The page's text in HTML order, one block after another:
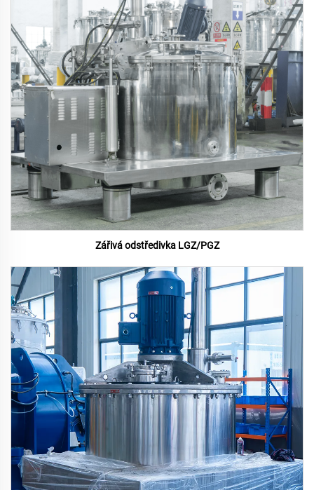
Zářivá odstředivka LGZ/PGZ